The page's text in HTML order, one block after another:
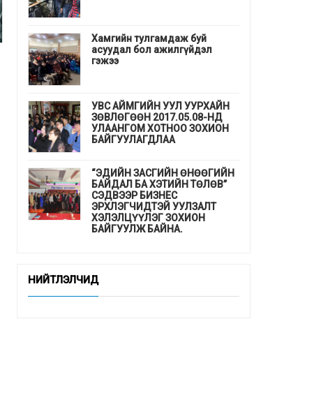
Хамгийн тулгамдаж буй
асуудал бол ажилгүйдэл
гэжээ
УВС АЙМГИЙН УУЛ УУРХАЙН
ЗӨВЛӨГӨӨН 2017.05.08-НД
УЛААНГОМ ХОТНОО ЗОХИОН
БАЙГУУЛАГДЛАА
“ЭДИЙН ЗАСГИЙН ӨНӨӨГИЙН
БАЙДАЛ БА ХЭТИЙН ТӨЛӨВ”
СЭДВЭЭР БИЗНЕС
ЭРХЛЭГЧИДТЭЙ УУЛЗАЛТ
ХЭЛЭЛЦҮҮЛЭГ ЗОХИОН
БАЙГУУЛЖ БАЙНА.
сануулав
НИЙТЛЭЛЧИД